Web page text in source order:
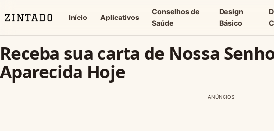
Início Aplicativos
Conselhos de
Saúde
Design
Básico
Receba sua carta de Nossa
Aparecida Hoje
ANÚNCIOS